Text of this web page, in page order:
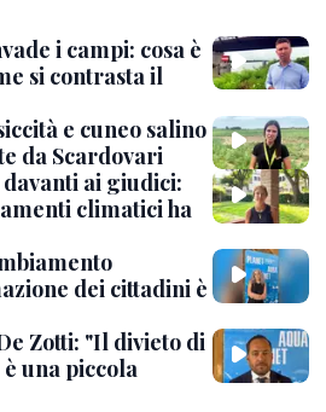
i campi: cosa è
si contrasta il
e cuneo salino
da Scardovari
ai giudici:
climatici ha
dei cittadini è
Zotti: "Il divieto di
una piccola